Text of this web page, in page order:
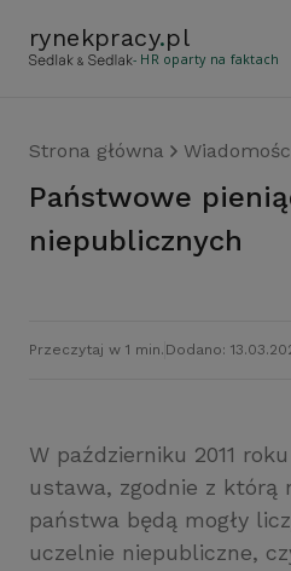
rynekpracy.pl
- HR oparty na faktach
Strona główna
Państwowe pieniądze dla uczelni
niepublicznych
Przeczytaj w 1 min. Dodano:
W październiku 2011
ustawa, zgodnie z którą
państwa będą mogły
uczelnie niepubliczne,